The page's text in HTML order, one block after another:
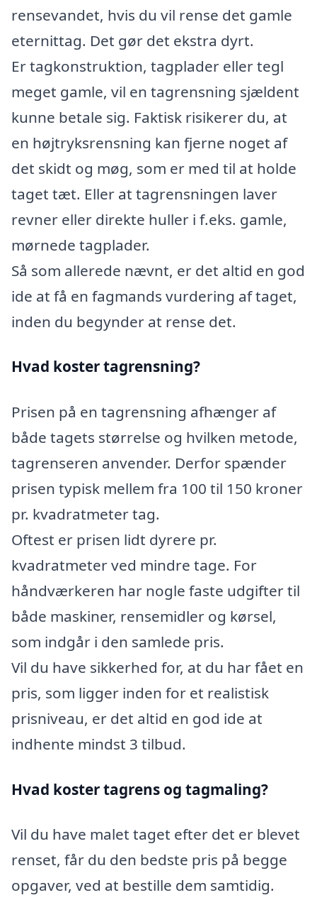
rensevandet, hvis du vil rense det gamle
eternittag. Det gør det ekstra dyrt.
Er tagkonstruktion, tagplader eller tegl
meget gamle, vil en tagrensning sjældent
kunne betale sig. Faktisk risikerer du, at
en højtryksrensning kan fjerne noget af
det skidt og møg, som er med til at holde
taget tæt. Eller at tagrensningen laver
revner eller direkte huller i f.eks. gamle,
mørnede tagplader.
Så som allerede nævnt, er det altid en god
ide at få en fagmands vurdering af taget,
inden du begynder at rense det.
Hvad koster tagrensning?
Prisen på en tagrensning afhænger af
både tagets størrelse og hvilken metode,
tagrenseren anvender. Derfor spænder
prisen typisk mellem fra 100 til 150 kroner
pr. kvadratmeter tag.
Oftest er prisen lidt dyrere pr.
kvadratmeter ved mindre tage. For
håndværkeren har nogle faste udgifter til
både maskiner, rensemidler og kørsel,
som indgår i den samlede pris.
Vil du have sikkerhed for, at du har fået en
pris, som ligger inden for et realistisk
prisniveau, er det altid en god ide at
indhente mindst 3 tilbud.
Hvad koster tagrens og tagmaling?
Vil du have malet taget efter det er blevet
renset, får du den bedste pris på begge
opgaver, ved at bestille dem samtidig.